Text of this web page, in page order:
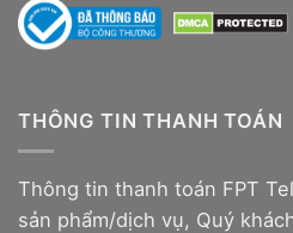
THÔNG TIN THANH TOÁN
Thông tin thanh toán FPT
sản phẩm/dịch vụ, Quý